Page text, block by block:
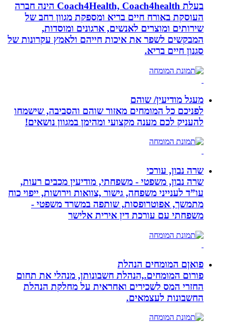
בעלת Coach4Health, Coach4health הינה חברה
העוסקת באורח חיים בריא ומספקת מגוון רחב של
שירותים ומוצרים לאנשים, ארגונים ומוסדות,
המבקשים לשפר את איכות חייהם ולאמץ עקרונות של
סגנון חיים בריא.
מעגל מודיעין/ שוהם
לפניכם כל המומחים מאזור שוהם והסביבה, שישמחו
להעניק לכם מענה מקצועי ומהימן במגוון נושאים!
שרה נבון, עורכי
שרה נבון, משפטי - משפחתי, מודיעין מכבים רעות,
עו”ד לענייני משפחה, גישור ,צוואות וירושות, ייפוי כוח
מתמשך, אפוטרופסות, שותפה במשרד משפטי -
משפחתי עם עורכת דין אירית אלישר
פואןם המומחים הנהלת
פורום המומחים.,הנהלת חשבונותן, מנהלי את תחום
החזרי המס לשכירים ואחראית על מחלקת הנהלת
החשבונות לעצמאים.